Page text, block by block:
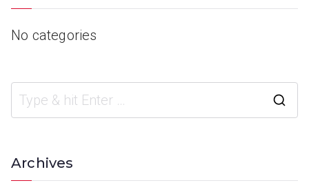
No categories
Archives